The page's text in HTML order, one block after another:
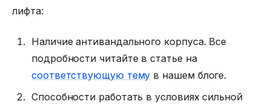
лифта:
Наличие антивандального корпуса. Все
подробности читайте в статье на
соответствующую тему в нашем блоге.
Способности работать в условиях сильной